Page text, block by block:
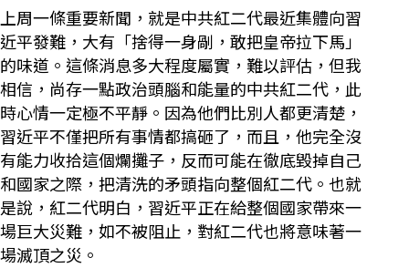
上周一條重要新聞，就是中共紅二代最近集體向習
近平發難，大有「捨得一身剮，敢把皇帝拉下馬」
的味道。這條消息多大程度屬實，難以評估，但我
相信，尚存一點政治頭腦和能量的中共紅二代，此
時心情一定極不平靜。因為他們比別人都更清楚，
習近平不僅把所有事情都搞砸了，而且，他完全沒
有能力收拾這個爛攤子，反而可能在徹底毀掉自己
和國家之際，把清洗的矛頭指向整個紅二代。也就
是說，紅二代明白，習近平正在給整個國家帶來一
場巨大災難，如不被阻止，對紅二代也將意味著一
場滅頂之災。